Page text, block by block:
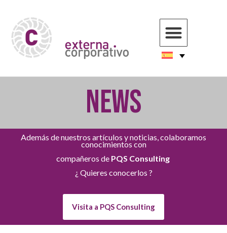
NEWS
Además de nuestros artículos y noticias, colaboramos
conocimientos con
compañeros de PQS Consulting
¿ Quieres conocerlos ?
Visita a PQS Consulting